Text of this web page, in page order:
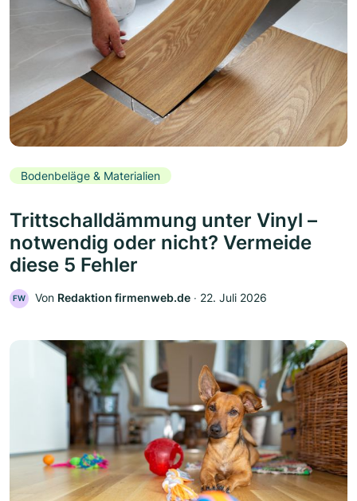
Bodenbeläge & Materialien
Trittschalldämmung unter Vinyl –
notwendig oder nicht? Vermeide
diese 5 Fehler
FW Von Redaktion firmenweb.de ‧ 22. Juli 2026